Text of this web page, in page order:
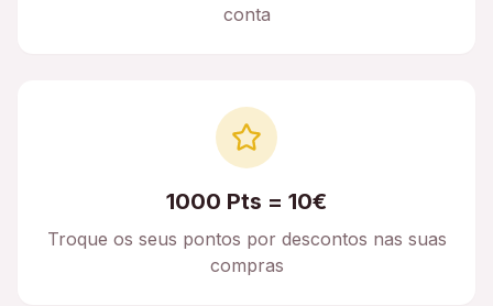
conta
1000 Pts = 10€
Troque os seus pontos por descontos nas suas
compras